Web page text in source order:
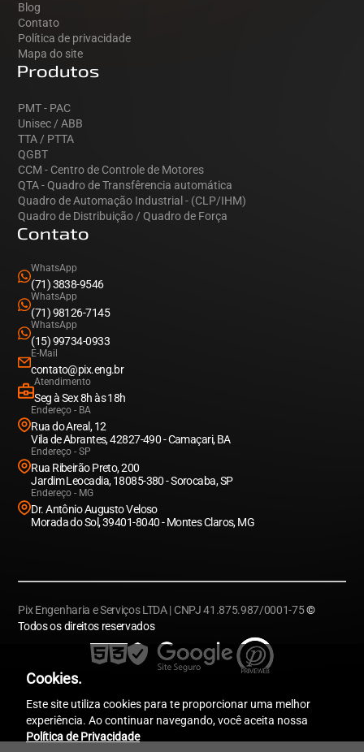
Blog
Contato
Política de privacidade
Mapa do site
Produtos
PMT - PAC
Unisec / ABB
TTA / PTTA
QGBT
CCM - Centro de Controle de Motores
QTA - Quadro de Transfêrencia automática
Quadro de Automação Industrial - (CLP/IHM)
Quadro de Distribuição / Quadro de Força
Contato
WhatsApp
(71) 3838-9546
WhatsApp
(71) 98126-7145
WhatsApp
(15) 99734-0933
E-Mail
contato@pix.eng.br
Atendimento
Seg à Sex 8h às 18h
Endereço - BA
Rua do Areal, 12
Vila de Abrantes, 42827-490 - Camaçari, BA
Endereço - SP
Rua Ribeirão Preto, 200
Jardim Leocadia, 18085-380 - Sorocaba, SP
Endereço - MG
Dr. Antônio Augusto Veloso
Morada do Sol, 39401-8040 - Montes Claros, MG
Pix Engenharia e Serviços LTDA | CNPJ 41.875.987/0001-75©
Todos os direitos reservados
Cookies.
Este site utiliza cookies para te proporcionar uma melhor
experiência. Ao continuar navegando, você aceita nossa
Política de Privacidade